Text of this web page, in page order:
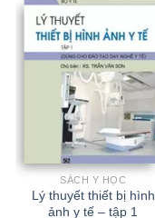
SÁCH Y HỌC
Lý thuyết thiết bị hình
ảnh y tế – tập 1